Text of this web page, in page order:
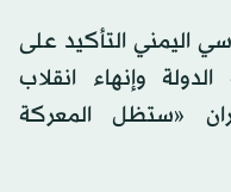
اليمني التأكيد على
وإنهاء انقلاب
«ستظل المعركة